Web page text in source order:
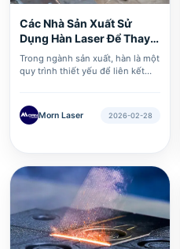
Các Nhà Sản Xuất Sử
Dụng Hàn Laser Để Thay
Thế Cá···
Trong ngành sản xuất, hàn là một
quy trình thiết yếu để liên kết
như hàn MIG và hàn TIG đang
dần trở nên kém được ưa chuộng
Morn Laser 2026-02-28